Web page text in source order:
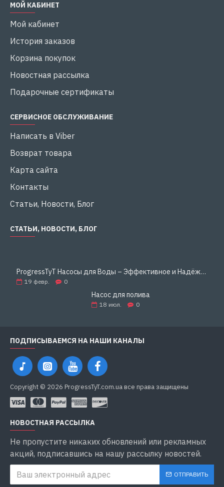
МОЙ КАБИНЕТ
Мой кабинет
История заказов
Корзина покупок
Новостная рассылка
Подарочные сертификаты
СЕРВИСНОЕ ОБСЛУЖИВАНИЕ
Написать в Viber
Возврат товара
Карта сайта
Контакты
Статьи, Новости, Блог
СТАТЬИ, НОВОСТИ, БЛОГ
ProgressTyT Насосы для Воды – Эффективное и Надёжное Решение для Дома и Бизнеса
19 февр. 0
Насос для полива
18 июл. 0
ПОДПИСЫВАЕМСЯ НА НАШИ КАНАЛЫ
Copyright © 2026 ProgressTyT.com.ua все права защищены
НОВОСТНАЯ РАССЫЛКА
Не пропустите никаких обновлений или рекламных
акций, подписавшись на нашу рассылку новостей.
ОТПРАВИТЬ